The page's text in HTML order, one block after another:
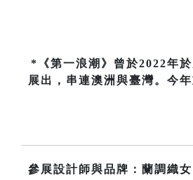
*《第一浪潮》曾於2022年
展出，串連澳洲與臺灣。今
參展設計師與品牌：蘭調織